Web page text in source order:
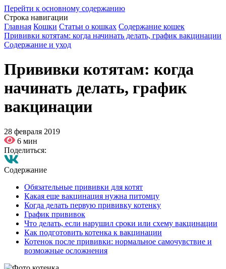
Перейти к основному содержанию
Строка навигации
Главная Кошки Статьи о кошках Содержание кошек
Прививки котятам: когда начинать делать, график вакцинации
Содержание и уход
Прививки котятам: когда
начинать делать, график
вакцинации
28 февраля 2019
6 мин
Поделиться:
Содержание
Обязательные прививки для котят
Какая еще вакцинация нужна питомцу
Когда делать первую прививку котенку
График прививок
Что делать, если нарушил сроки или схему вакцинации
Как подготовить котенка к вакцинации
Котенок после прививки: нормальное самочувствие и
возможные осложнения